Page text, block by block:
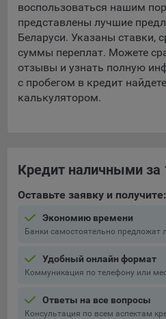
Аналитические Cookie
Отключение аналитических
определять предпочтения
числе наиболее и наименее
принимать меры по
исходя из предпочтений
Компании, которым мы
статистических cookies:
предоставляемый ООО
Льва Толстого, д. 16, 119021.
Google Analytics – сервис веб-
Google Data Protection Office,
Mountain View, CA 94043, USA.
воспользоваться нашим
представлены лучшие
Беларуси. Указаны ставки,
суммы переплат. Можете
отзывы и узнать полную
с пробегом в кредит
калькулятором.
Кредит наличными за
Оставьте заявку и получите:
Экономию времени
Банки самостоятельно предложат
Удобный онлайн формат
Коммуникация по телефону или
Ответы на все вопросы
Консультация по всем аспектам